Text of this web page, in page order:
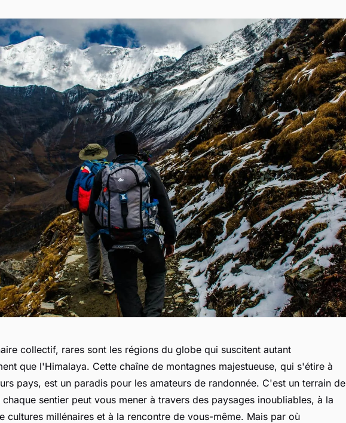
collectif, rares sont les régions du globe qui suscitent autant
que l'Himalaya. Cette chaîne de montagnes majestueuse, qui s'étire à
pays, est un paradis pour les amateurs de randonnée. C'est un terrain de
chaque sentier peut vous mener à travers des paysages inoubliables, à la
cultures millénaires et à la rencontre de vous-même. Mais par où